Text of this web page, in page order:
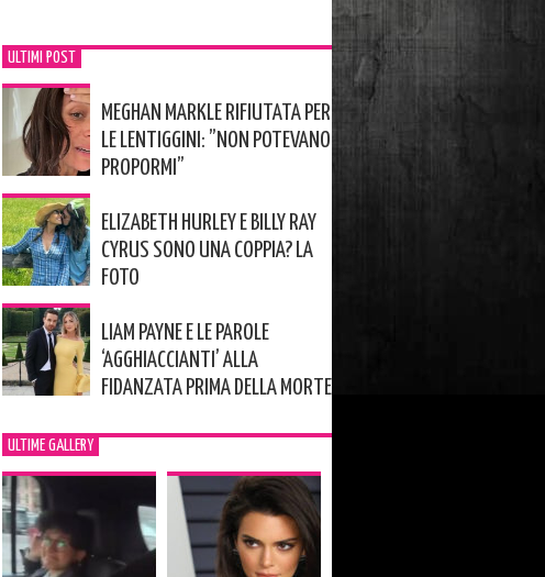
ULTIMI POST
MEGHAN MARKLE RIFIUTATA PER
LE LENTIGGINI: ”NON POTEVANO
PROPORMI”
ELIZABETH HURLEY E BILLY RAY
CYRUS SONO UNA COPPIA? LA
FOTO
LIAM PAYNE E LE PAROLE
‘AGGHIACCIANTI’ ALLA
FIDANZATA PRIMA DELLA MORTE
ULTIME GALLERY